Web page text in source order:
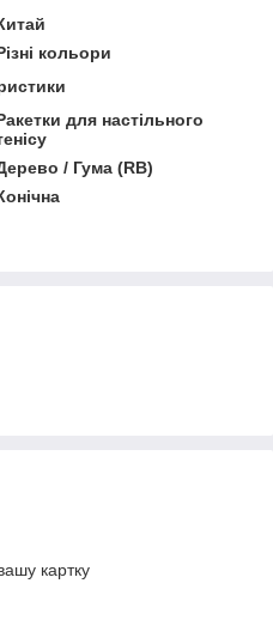
кольори
для настільного
/ Гума (RB)
картку